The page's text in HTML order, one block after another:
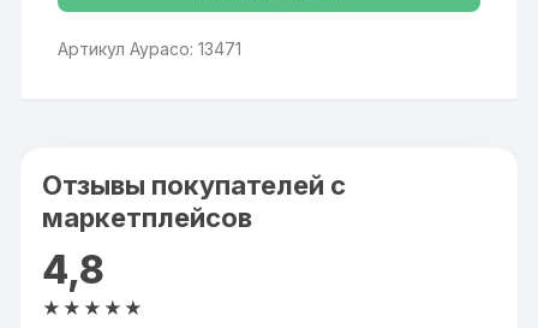
Артикул Аурасо: 13471
Отзывы покупателей с
маркетплейсов
4,8
★★★★★